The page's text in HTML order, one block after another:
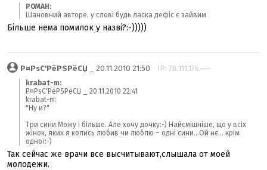
POMAH:
Шановний авторе, у слові будь ласка дефіс є зайвим
Більше нема помилок у назві?:-)))))
Р¤РѕС'РёРЅРёСЏ _ 20.11.2010 21:50 IP: 78.111.176.---
krabat-m:
Р¤РѕС'РёРЅРёСЏ _ 20.11.2010 22:41
krabat-m:
"Ну и?"
Три сини.Можу і більше. Але хочу дочку:-) Найсмішніше, що у всіх
жінок, яких я колись любив чи люблю – одні сини...Ой нє... крім
одної:-)
Так сейчас же врачи все высчитывают,слышала от моей
молодежи.